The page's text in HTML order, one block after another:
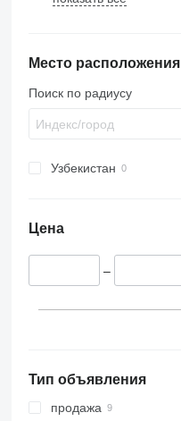
Место расположения
Поиск по радиусу
Узбекистан
Цена
–
Тип объявления
продажа